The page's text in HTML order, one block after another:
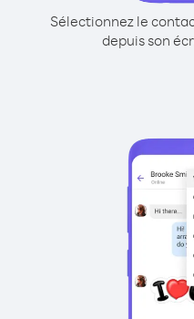
Sélectionnez le
depuis son